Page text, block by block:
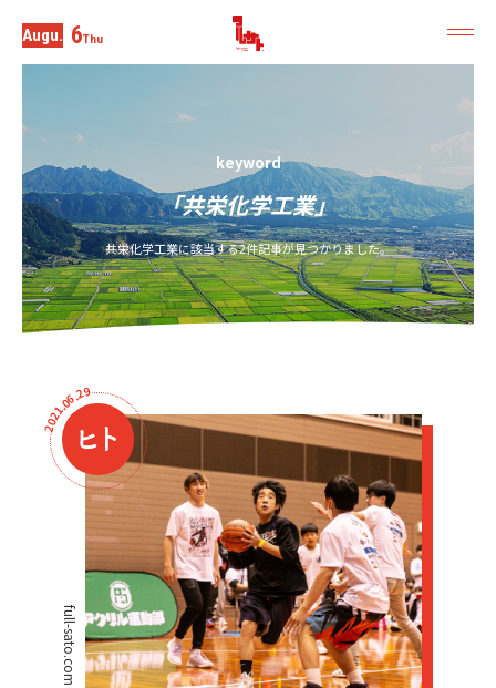
Augu. 6Thu
keyword
「共栄化学工業」
共栄化学工業に該当する2件記事が見つかりました。
2
0
2
1
.0
6
.29
full-sato.com